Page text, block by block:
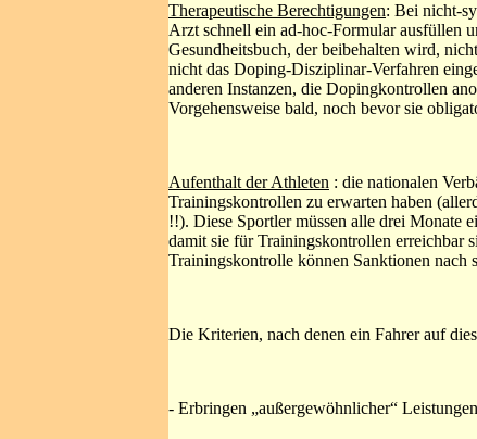
Therapeutische Berechtigungen: Bei nicht-
Arzt schnell ein ad-hoc-Formular ausfüllen
Gesundheitsbuch, der beibehalten wird,
nicht das Doping-Disziplinar-Verfahren
anderen Instanzen, die Dopingkontrollen
Vorgehensweise bald, noch bevor sie
Aufenthalt der Athleten : die nationalen
Trainingskontrollen zu erwarten haben
!!). Diese Sportler müssen alle drei Monate
damit sie für Trainingskontrollen erreichbar
Trainingskontrolle können Sanktionen nach
Die Kriterien, nach denen ein Fahrer auf
- Erbringen „außergewöhnlicher“ Leistungen